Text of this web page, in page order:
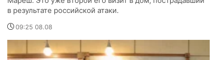
в результате российской атаки.
09:25 08.08